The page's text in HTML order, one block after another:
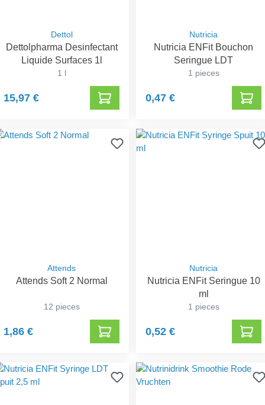
Dettol
Dettolpharma Desinfectant
Liquide Surfaces 1l
1 l
15,97 €
Nutricia
Nutricia ENFit Bouchon
Seringue LDT
1 pieces
0,47 €
Attends
Attends Soft 2 Normal
12 pieces
1,86 €
Nutricia
Nutricia ENFit Seringue 10
ml
1 pieces
0,52 €